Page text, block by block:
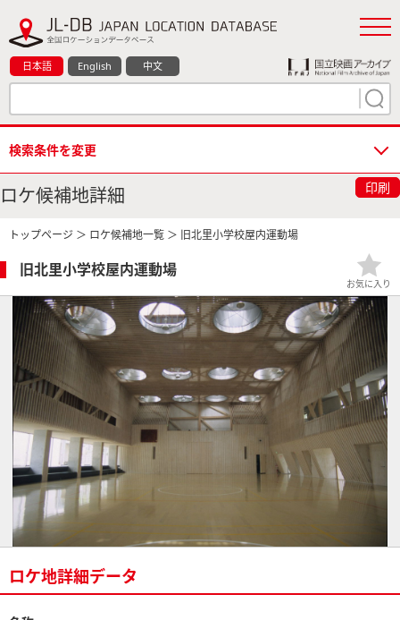
日本語 English 中文
検索条件を変更
ロケ候補地詳細 印刷
トップページ ＞ ロケ候補地一覧 ＞ 旧北里小学校屋内運動場
旧北里小学校屋内運動場
お気に入り
ロケ地詳細データ